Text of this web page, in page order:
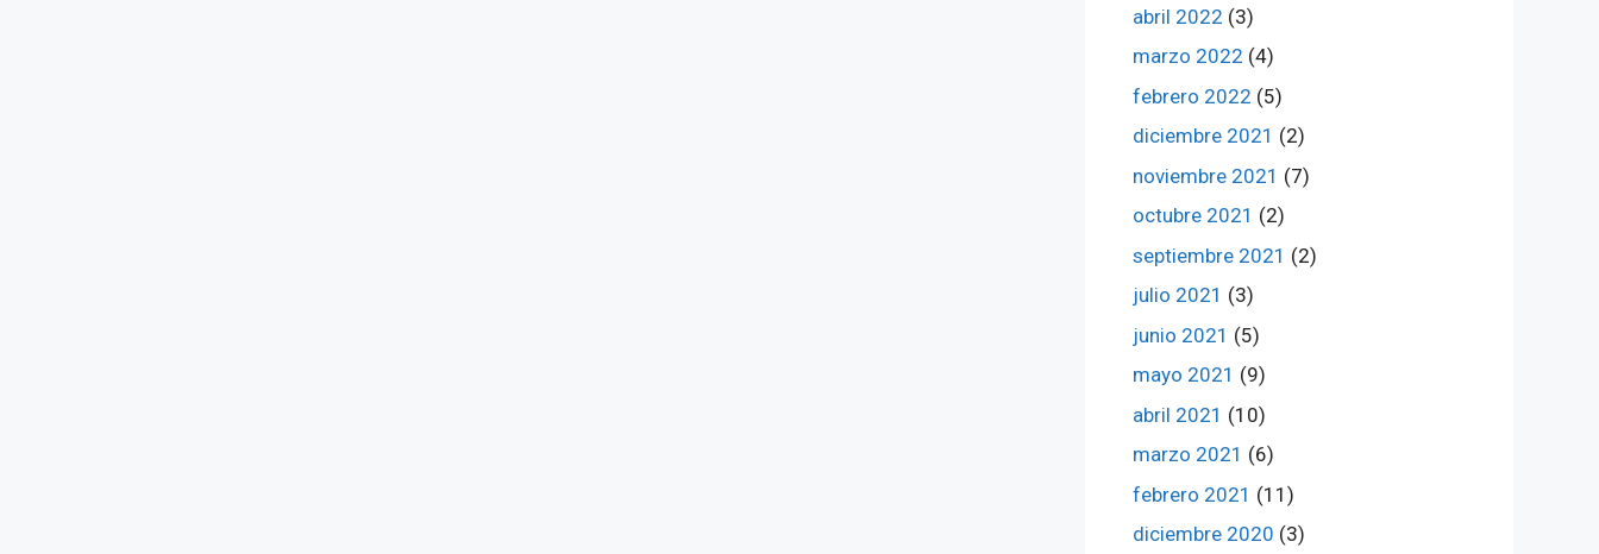
abril 2022 (3)
marzo 2022 (4)
febrero 2022 (5)
diciembre 2021 (2)
noviembre 2021 (7)
octubre 2021 (2)
septiembre 2021 (2)
julio 2021 (3)
junio 2021 (5)
mayo 2021 (9)
abril 2021 (10)
marzo 2021 (6)
febrero 2021 (11)
diciembre 2020 (3)